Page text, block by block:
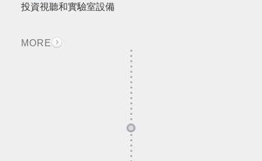
投資視聽和實驗室設備
MORE